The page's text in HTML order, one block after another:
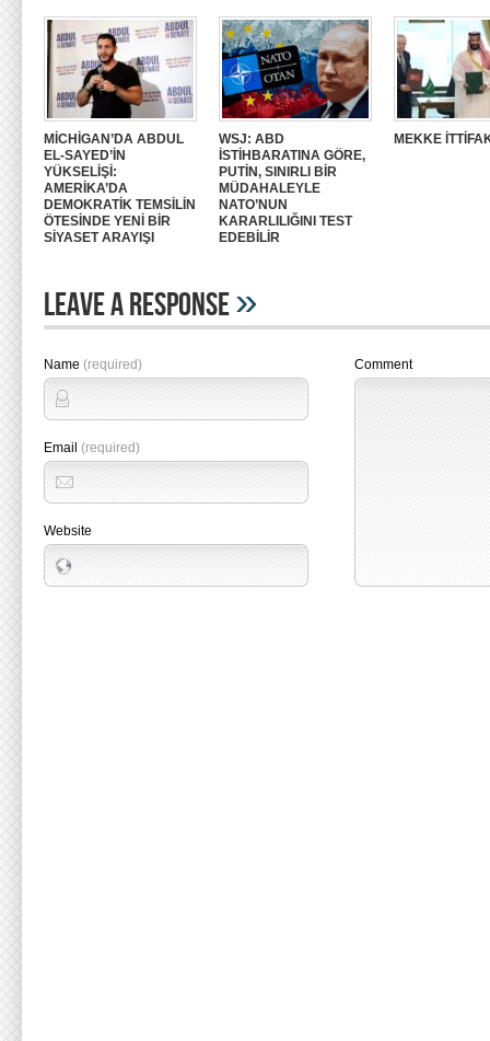
MİCHİGAN’DA ABDUL
EL-SAYED’İN
YÜKSELİŞİ:
AMERİKA’DA
DEMOKRATİK TEMSİLİN
ÖTESİNDE YENİ BİR
SİYASET ARAYIŞI
WSJ: ABD
İSTİHBARATINA GÖRE,
PUTİN, SINIRLI BİR
MÜDAHALEYLE
NATO’NUN
KARARLILIĞINI TEST
EDEBİLİR
MEKKE
Leave A Response»
Name (required)
Email (required)
Website
Comment